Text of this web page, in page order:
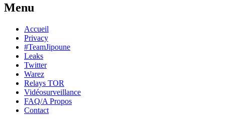
Menu
Skip
content
Accueil
Privacy
#TeamJipoune
Leaks
Twitter
Warez
Relays TOR
Vidéosurveillance
FAQ/A Propos
Contact